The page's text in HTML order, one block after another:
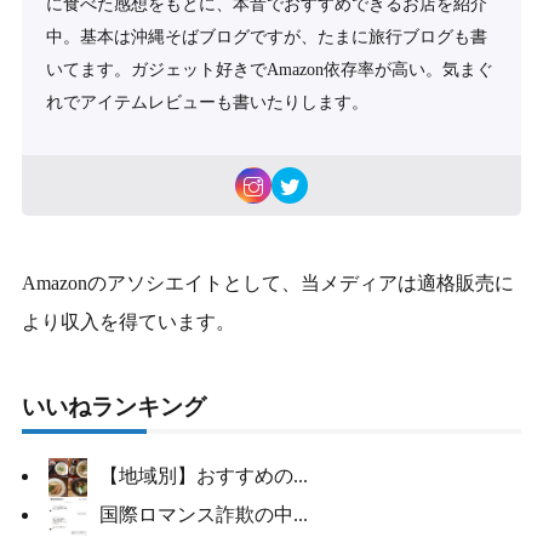
に食べた感想をもとに、本音でおすすめできるお店を紹介
中。基本は沖縄そばブログですが、たまに旅行ブログも書
いてます。ガジェット好きでAmazon依存率が高い。気まぐ
れでアイテムレビューも書いたりします。
Amazonのアソシエイトとして、当メディアは適格販売に
より収入を得ています。
いいねランキング
【地域別】おすすめの...
国際ロマンス詐欺の中...